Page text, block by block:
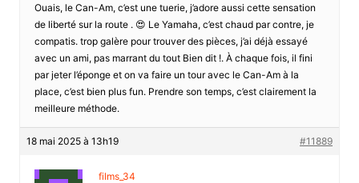
Ouais, le Can-Am, c’est une tuerie, j’adore aussi cette sensation
de liberté sur la route . 😍 Le Yamaha, c’est chaud par contre, je
compatis. trop galère pour trouver des pièces, j’ai déjà essayé
avec un ami, pas marrant du tout Bien dit !. À chaque fois, il fini
par jeter l’éponge et on va faire un tour avec le Can-Am à la
place, c’est bien plus fun. Prendre son temps, c’est clairement la
meilleure méthode.
18 mai 2025 à 13h19 #11889
films_34